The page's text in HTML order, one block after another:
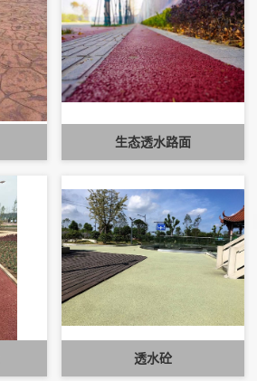
生态透水路面
透水砼